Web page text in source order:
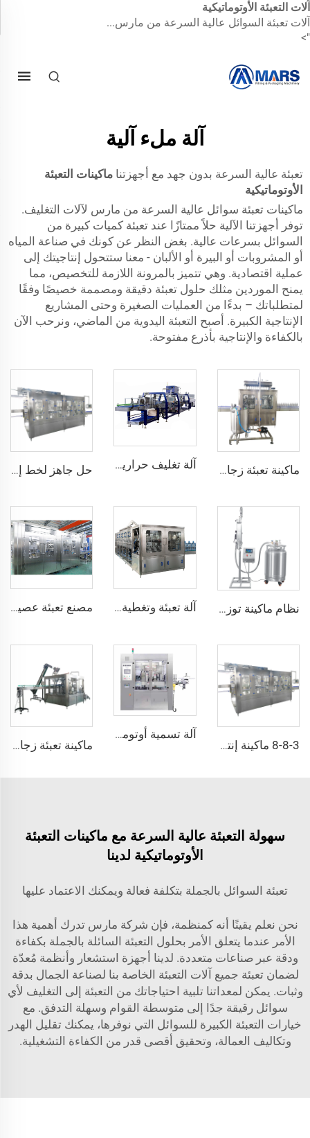
آلات التعبئة الأوتوماتيكية
آلات تعبئة السوائل عالية السرعة من مارس...
">
آلة ملء آلية
تعبئة عالية السرعة بدون جهد مع أجهزتنا ماكينات التعبئة
الأوتوماتيكية
ماكينات تعبئة سوائل عالية السرعة من مارس لآلات التغليف.
توفر أجهزتنا الآلية حلاً ممتازًا عند تعبئة كميات كبيرة من
السوائل بسرعات عالية. بغض النظر عن كونك في صناعة المياه
أو المشروبات أو البيرة أو الألبان - معنا ستتحول إنتاجيتك إلى
عملية اقتصادية. وهي تتميز بالمرونة اللازمة للتخصيص، مما
يمنح الموردين مثلك حلول تعبئة دقيقة ومصممة خصيصًا وفقًا
لمتطلباتك – بدءًا من العمليات الصغيرة وحتى المشاريع
الإنتاجية الكبيرة. أصبح التعبئة اليدوية من الماضي، ونرحب الآن
بالكفاءة والإنتاجية بأذرع مفتوحة.
ماكينة تعبئة زجاجات النبيذ والمشروبات الكحولية ذات التعبئة المتدفقة آلة تغليف حرارية هوائية أوتوماتيكية لمنتجات الأغذية والمشروبات، حالة جديدة، مناسبة للأوعية الزجاجية/العلب، صينية القاع، نصف المنصات حل جاهز لخط إنتاج ماكينة تعبئة المياه المعدنية القلوية سعة 500 مل
نظام ماكينة توزيع النيتروجين السائل عالية السرعة أوتوماتيكية آلة تعبئة وتغطية زجاجات المياه سعة 5 غالون و19 لتر و20 لتر بسعة 450 زجاجة في الساعة مصنع تعبئة عصير الزجاجات الأوتوماتيكي سعة 20000 زجاجة في الساعة للبرتقال والتفاح مع آلة تغليف للبيع
8-8-3 ماكينة إنتاج تعبئة المياه النقعية الأوتوماتيكية الصغيرة لمصنعي زجاجات
آلة تسمية أوتوماتيكية دوارة تعمل بالغراء الساخن المذاب، تغذية على شكل لفافة من مادة OPP
ماكينة تعبئة زجاجات الجعة الحرفية الأوتوماتيكية الصغيرة مع غطاء محكم ولوصاقات
سهولة التعبئة عالية السرعة مع ماكينات التعبئة
الأوتوماتيكية لدينا
تعبئة السوائل بالجملة بتكلفة فعالة ويمكنك الاعتماد عليها
نحن نعلم يقينًا أنه كمنظمة، فإن شركة مارس تدرك أهمية هذا
الأمر عندما يتعلق الأمر بحلول التعبئة السائلة بالجملة بكفاءة
ودقة عبر صناعات متعددة. لدينا أجهزة استشعار وأنظمة مُعدّة
لضمان تعبئة جميع آلات التعبئة الخاصة بنا لصناعة الجمال بدقة
وثبات. يمكن لمعداتنا تلبية احتياجاتك من التعبئة إلى التغليف لأي
سوائل رقيقة جدًا إلى متوسطة القوام وسهلة التدفق. مع
خيارات التعبئة الكبيرة للسوائل التي نوفرها، يمكنك تقليل الهدر
وتكاليف العمالة، وتحقيق أقصى قدر من الكفاءة التشغيلية.